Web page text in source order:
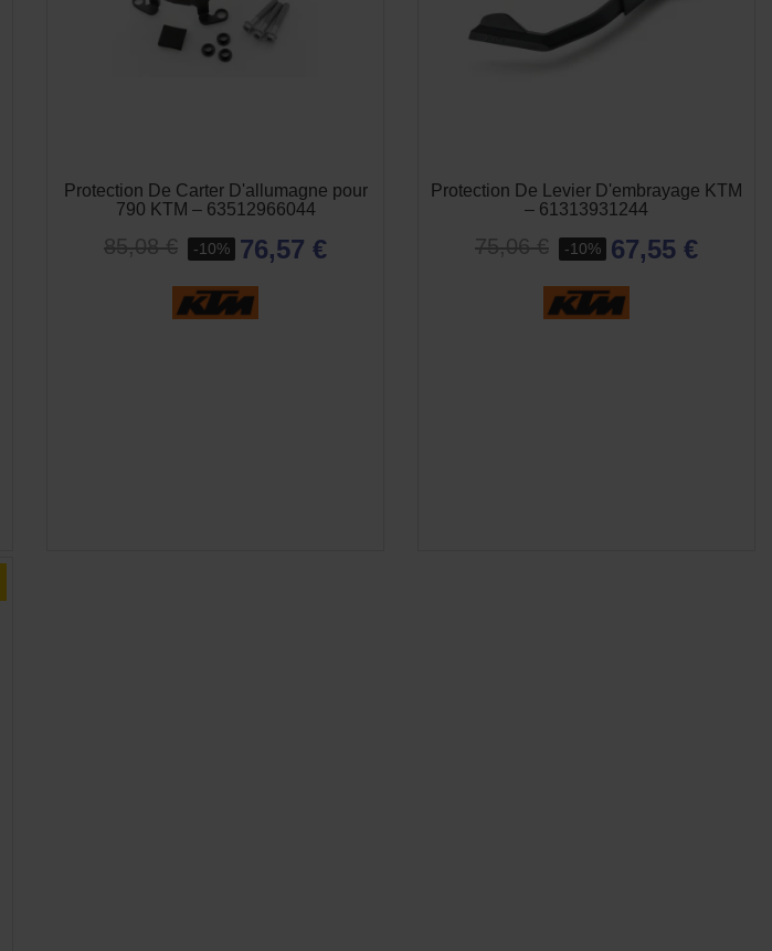
Protection De Carter D'allumagne pour
790 KTM – 63512966044
85,08 € -10% 76,57 €
Protection De Levier D'embrayage KTM
– 61313931244
75,06 € -10% 67,55 €